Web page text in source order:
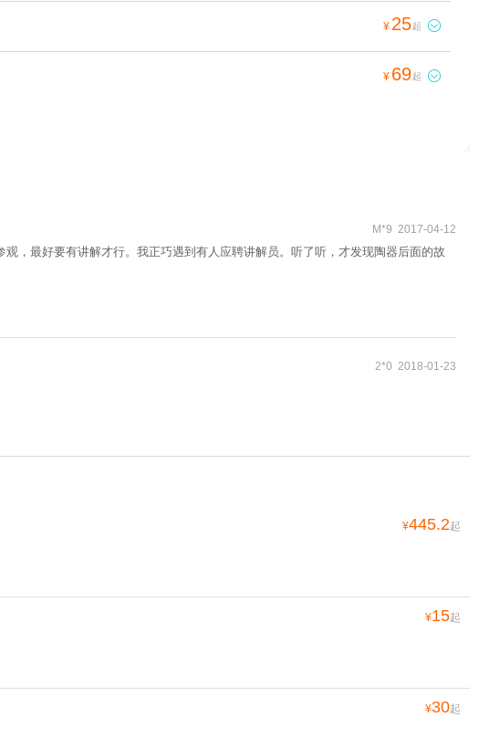
¥ 25起 
¥ 69起 
M*9 2017-04-12
，最好要有讲解才行。我正巧遇到有人应聘讲解员。听了听，才发现陶器后面的故
2*0 2018-01-23
¥445.2起
¥15起
¥30起